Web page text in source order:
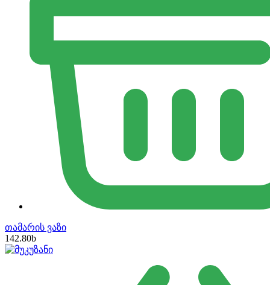
თამარის ვაზი
142.80b